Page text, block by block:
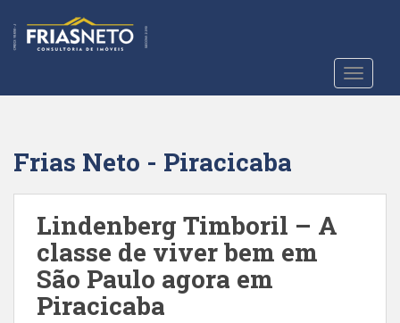
t
Frias Neto - Piracicaba
Lindenberg Timboril – A
classe de viver bem em
São Paulo agora em
Piracicaba